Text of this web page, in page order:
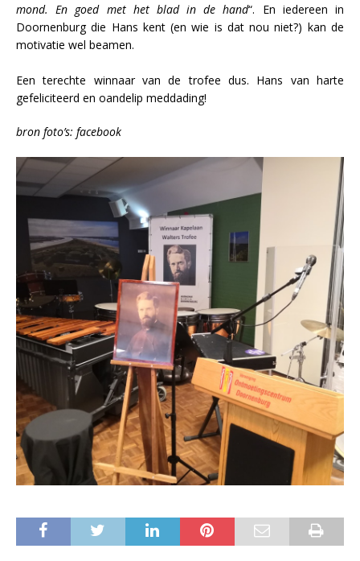
mond. En goed met het blad in de hand“. En iedereen in
Doornenburg die Hans kent (en wie is dat nou niet?) kan de
motivatie wel beamen.
Een terechte winnaar van de trofee dus. Hans van harte
gefeliciteerd en oandelip meddading!
bron foto’s: facebook